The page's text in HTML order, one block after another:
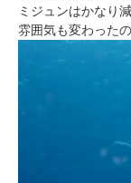
ミジュンはかなり
雰囲気も変わった